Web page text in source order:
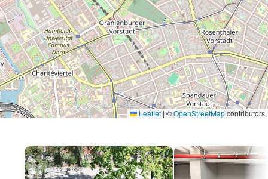
Leaflet |©OpenStreetMapcontributors